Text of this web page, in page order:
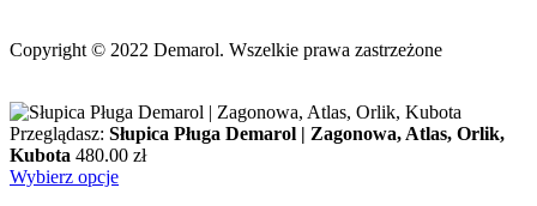
Copyright © 2022 Demarol. Wszelkie prawa zastrzeżone
Przeglądasz: Słupica Pługa Demarol | Zagonowa, Atlas, Orlik,
Kubota 480.00 zł
Wybierz opcje